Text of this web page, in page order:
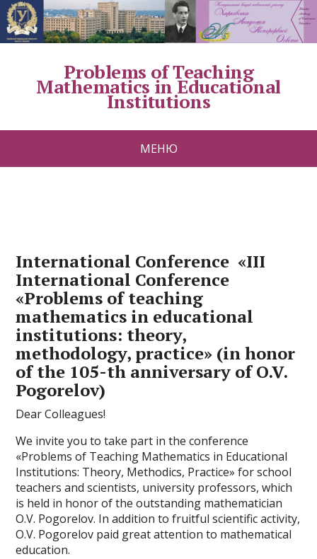
Problems of Teaching
Mathematics in Educational
Institutions
МЕНЮ
International Conference «III
International Conference
«Problems of teaching
mathematics in educational
institutions: theory,
methodology, practice» (in honor
of the 105-th anniversary of O.V.
Pogorelov)
Dear Colleagues!
We invite you to take part in the conference
«Problems of Teaching Mathematics in Educational
Institutions: Theory, Methodics, Practice» for school
teachers and scientists, university professors, which
is held in honor of the outstanding mathematician
O.V. Pogorelov. In addition to fruitful scientific activity,
O.V. Pogorelov paid great attention to mathematical
education.